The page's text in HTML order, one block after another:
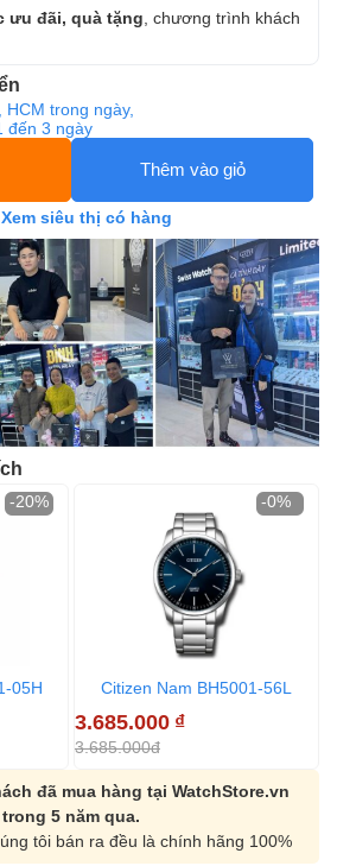
đãi, quà tặng , chương trình khách
trong ngày,
đến 3 ngày
Thêm vào giỏ
Xem siêu thị có hàng
05H
-20%
Citizen Nam BH5001-56L
3.685.000 ₫
3.685.000đ
-0%
đã mua hàng tại WatchStore.vn
trong 5 năm qua.
tôi bán ra đều là chính hãng 100%